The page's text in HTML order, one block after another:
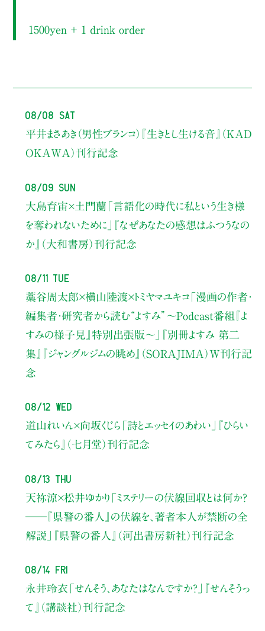
1500yen ＋ 1 drink order
08/08 Sat
平井まさあき（男性ブランコ） 『生きとし生ける音』（KAD
OKAWA）刊行記念
08/09 Sun
大島育宙×土門蘭 「言語化の時代に私という生き様
を奪われないために」
『なぜあなたの感想はふつうなの
か』（大和書房）刊行記念
08/11 Tue
藁谷周太郎×横山陸渡×トミヤマユキコ「漫画の作者・
編集者・研究者から読む“よすみ” 〜Podcast番組『よ
すみの様子見』特別出張版〜」
『別冊よすみ 第二
集』『ジャングルジムの眺め』（SORAJIMA）W刊行記
念
08/12 Wed
道山れいん×向坂くじら 「詩とエッセイのあわい」
『ひらい
てみたら』（七月堂）刊行記念
08/13 Thu
天祢涼×松井ゆかり 「ミステリーの伏線回収とは何か？
――『県警の番人』の伏線を、著者本人が禁断の全
解説」
『県警の番人』（河出書房新社）刊行記念
08/14 Fri
永井玲衣 「せんそう、あなたはなんですか？」
『せんそうっ
て』（講談社）刊行記念